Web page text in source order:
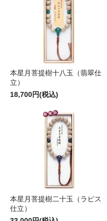
本星月菩提樹十八玉（翡翠仕
立）
18,700円(税込)
本星月菩提樹二十玉（ラピス
仕立）